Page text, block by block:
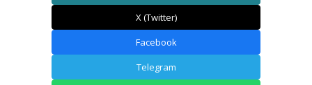
X (Twitter)
Facebook
Telegram